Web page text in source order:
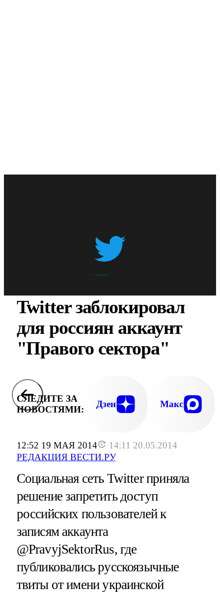
12:52 19 МАЯ 2014
14:11 20.05.2014
РЕДАКЦИЯ ВЕСТИ.РУ
Twitter заблокировал
для россиян аккаунт
"Правого сектора"
СЛЕДИТЕ ЗА
НОВОСТЯМИ:
Дзен Макс
Социальная сеть Twitter приняла
решение запретить доступ
российских пользователей к
записям аккаунта
@PravyjSektorRus, где
публиковались русскоязычные
твиты от имени украинской